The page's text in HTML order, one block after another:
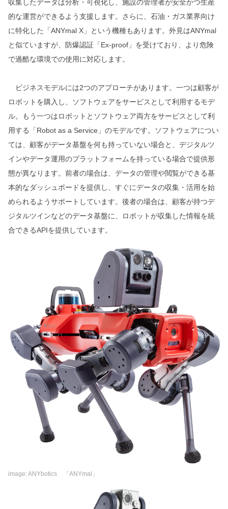
収集したデータは分析・可視化し、施設の管理者が安全かつ生産
的な運営ができるよう支援します。さらに、石油・ガス業界向け
に特化した「ANYmal X」という機種もあります。外見はANYmal
と似ていますが、防爆認証「Ex-proof」を受けており、より危険
で過酷な環境での使用に対応します。
ビジネスモデルには2つのアプローチがあります。一つは顧客が
ロボットを購入し、ソフトウェアをサービスとして利用するモデ
ル。もう一つはロボットとソフトウェア両方をサービスとして利
用する「Robot as a Service」のモデルです。ソフトウェアについ
ては、顧客がデータ基盤を何も持っていない場合と、デジタルツ
インやデータ運用のプラットフォームを持っている場合で提供形
態が異なります。前者の場合は、データの管理や閲覧ができる基
本的なダッシュボードを提供し、すぐにデータの収集・活用を始
められるようサポートしています。後者の場合は、顧客が持つデ
ジタルツインなどのデータ基盤に、ロボットが収集した情報を統
合できるAPIを提供しています。
image: ANYbotics 「ANYmal」